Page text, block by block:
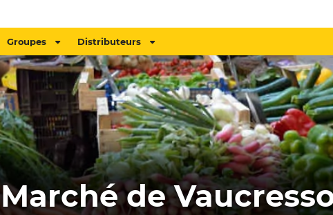
Groupes Distributeurs
Marché de